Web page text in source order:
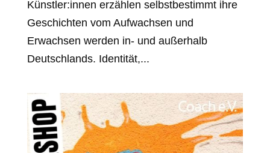
Künstler:innen erzählen selbstbestimmt ihre
Geschichten vom Aufwachsen und
Erwachsen werden in- und außerhalb
Deutschlands. Identität,...